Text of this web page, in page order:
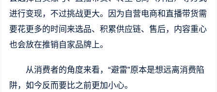
进行变现，不过挑战更大。因为自营电商和直播带货需
要花更多的时间来选品、积累供应链、售后，内容重心
也会放在推销自家品牌上。
从消费者的角度来看，“避雷”原本是想远离消费陷
阱，如今反而要比之前更加小心。